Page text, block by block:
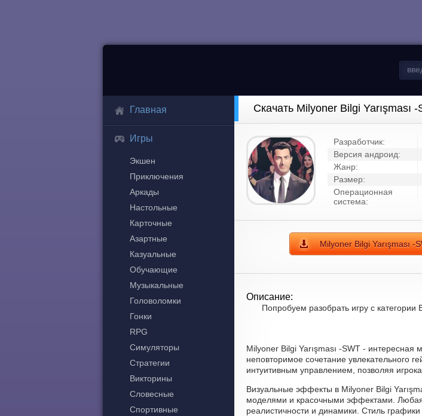
Главная
Игры
Экшен
Приключения
Аркады
Настольные
Карточные
Азартные
Казуальные
Обучающие
Музыкальные
Головоломки
Гонки
RPG
Симуляторы
Стратегии
Викторины
Словесные
Спортивные
Скачать Milyoner Bilgi
Разработчик:
Версия андроид:
Жанр:
Размер:
Операционная
система:
Milyoner Bilgi Yarışması -
Описание:
Попробуем разобрать игру с категории
Milyoner Bilgi Yarışması -SWT - интересная
неповторимое сочетание увлекательного
интуитивным управлением, позволяя
Визуальные эффекты в Milyoner Bilgi
моделями и красочными эффектами.
реалистичности и динамики. Стиль